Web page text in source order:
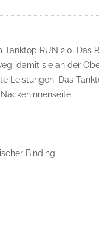
RUN 2.0.
damit sie an der
Leistungen. Das
Binding